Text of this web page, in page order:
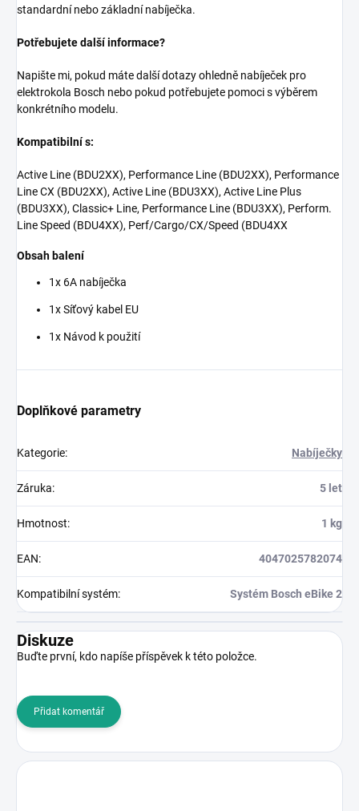
standardní nebo základní nabíječka.
Potřebujete další informace?
Napište mi, pokud máte další dotazy ohledně nabíječek pro
elektrokola Bosch nebo pokud potřebujete pomoci s výběrem
konkrétního modelu.
Kompatibilní s:
Active Line (BDU2XX), Performance Line (BDU2XX), Performance
Line CX (BDU2XX), Active Line (BDU3XX), Active Line Plus
(BDU3XX), Classic+ Line, Performance Line (BDU3XX), Perform.
Line Speed (BDU4XX), Perf/Cargo/CX/Speed (BDU4XX
Obsah balení
1x 6A nabíječka
1x Síťový kabel EU
1x Návod k použití
Doplňkové parametry
Kategorie: Nabíječky
Záruka: 5 let
Hmotnost: 1 kg
EAN: 4047025782074
Kompatibilní systém: Systém Bosch eBike 2
Diskuze
Buďte první, kdo napíše příspěvek k této položce.
Přidat komentář